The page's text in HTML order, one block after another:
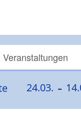
24.03. -
Datum